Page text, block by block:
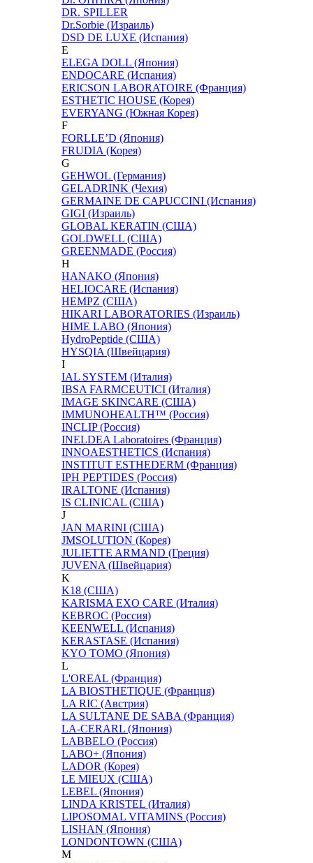
DR. SPILLER
Dr.Sorbie (Израиль)
DSD DE LUXE (Испания)
E
ELEGA DOLL (Япония)
ENDOCARE (Испания)
ERICSON LABORATOIRE (Франция)
ESTHETIC HOUSE (Корея)
EVERYANG (Южная Корея)
F
FORLLE’D (Япония)
FRUDIA (Корея)
G
GEHWOL (Германия)
GELADRINK (Чехия)
GERMAINE DE CAPUCCINI (Испания)
GIGI (Израиль)
GLOBAL KERATIN (США)
GOLDWELL (США)
GREENMADE (Россия)
H
HANAKO (Япония)
HELIOCARE (Испания)
HEMPZ (США)
HIKARI LABORATORIES (Израиль)
HIME LABO (Япония)
HydroPeptide (США)
HYSQIA (Швейцария)
I
IAL SYSTEM (Италия)
IBSA FARMCEUTICI (Италия)
IMAGE SKINCARE (США)
IMMUNOHEALTH™ (Россия)
INCLIP (Россия)
INELDEA Laboratoires (Франция)
INNOAESTHETICS (Испания)
INSTITUT ESTHEDERM (Франция)
IPH PEPTIDES (Россия)
IRALTONE (Испания)
IS CLINICAL (США)
J
JAN MARINI (США)
JMSOLUTION (Корея)
JULIETTE ARMAND (Греция)
JUVENA (Швейцария)
K
K18 (США)
KARISMA EXO CARE (Италия)
KEBROC (Россия)
KEENWELL (Испания)
KERASTASE (Испания)
KYO TOMO (Япония)
L
L'OREAL (Франция)
LA BIOSTHETIQUE (Франция)
LA RIC (Австрия)
LA SULTANE DE SABA (Франция)
LA-CERARL (Япония)
LABBELO (Россия)
LABO+ (Япония)
LADOR (Корея)
LE MIEUX (США)
LEBEL (Япония)
LINDA KRISTEL (Италия)
LIPOSOMAL VITAMINS (Россия)
LISHAN (Япония)
LONDONTOWN (США)
M